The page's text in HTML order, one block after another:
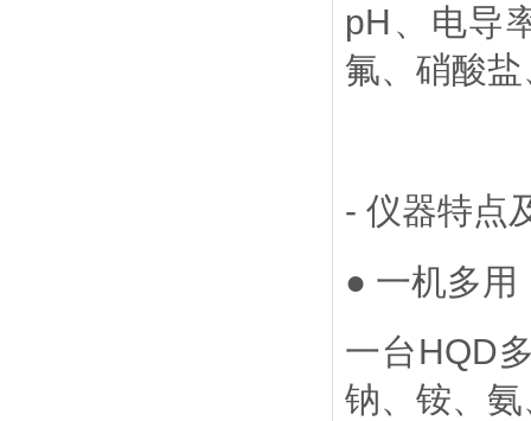
pH 、电导
氟、硝酸
- 仪器特点
● 一机多用
一台HQD
钠、铵、